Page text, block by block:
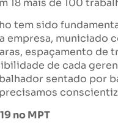
18 mais de 100
tem sido
empresa, municiado
espaçamento
de cada
sentado por
no MPT